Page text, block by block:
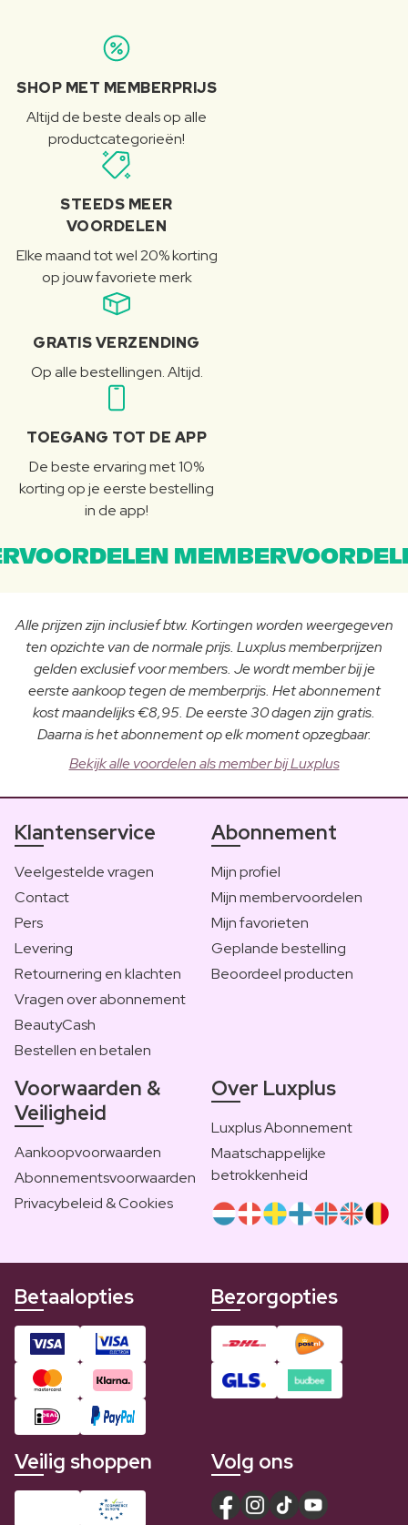
SHOP MET MEMBERPRIJS
Altijd de beste deals op alle
productcategorieën!
STEEDS MEER
VOORDELEN
Elke maand tot wel 20% korting
op jouw favoriete merk
GRATIS VERZENDING
Op alle bestellingen. Altijd.
TOEGANG TOT DE APP
De beste ervaring met 10%
korting op je eerste bestelling
in de app!
Alle prijzen zijn inclusief btw. Kortingen worden weergegeven
ten opzichte van de normale prijs. Luxplus memberprijzen
gelden exclusief voor members. Je wordt member bij je
eerste aankoop tegen de memberprijs. Het abonnement
kost maandelijks €8,95. De eerste 30 dagen zijn gratis.
Daarna is het abonnement op elk moment opzegbaar.
Bekijk alle voordelen als member bij Luxplus
Klantenservice
Veelgestelde vragen
Contact
Pers
Levering
Retournering en klachten
Vragen over abonnement
BeautyCash
Bestellen en betalen
Abonnement
Mijn profiel
Mijn membervoordelen
Mijn favorieten
Geplande bestelling
Beoordeel producten
Voorwaarden &
Veiligheid
Aankoopvoorwaarden
Abonnementsvoorwaarden
Privacybeleid & Cookies
Over Luxplus
Luxplus Abonnement
Maatschappelijke
betrokkenheid
Betaalopties Bezorgopties
Veilig shoppen Volg ons